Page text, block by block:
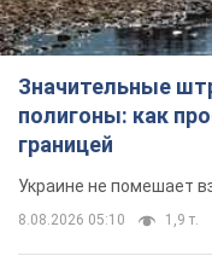
Значительные
полигоны: как
границей
Украине не помешает
8.08.2026 05:10 1,9 т.